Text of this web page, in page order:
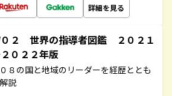
詳細を見る
２ 世界の指導者図鑑 ２０２１
０２２年版
８の国と地域のリーダーを経歴ととも
説